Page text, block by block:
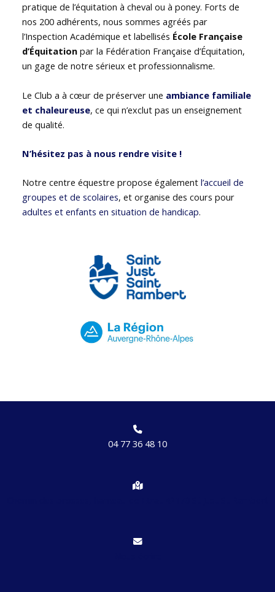
pratique de l’équitation à cheval ou à poney. Forts de
nos 200 adhérents, nous sommes agréés par
l’Inspection Académique et labellisés École Française
d’Équitation par la Fédération Française d’Équitation,
un gage de notre sérieux et professionnalisme.
Le Club a à cœur de préserver une ambiance familiale
et chaleureuse, ce qui n’exclut pas un enseignement
de qualité.
N’hésitez pas à nous rendre visite !
Notre centre équestre propose égalementl’accueil de
groupes et de scolaires, et organise des cours pour
adultes et enfants en situation de handicap.
04 77 36 48 10